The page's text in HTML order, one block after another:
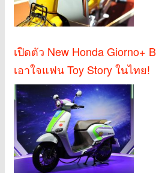
เปิดตัว New Honda Giorno+
เอาใจแฟน Toy Story ในไทย!